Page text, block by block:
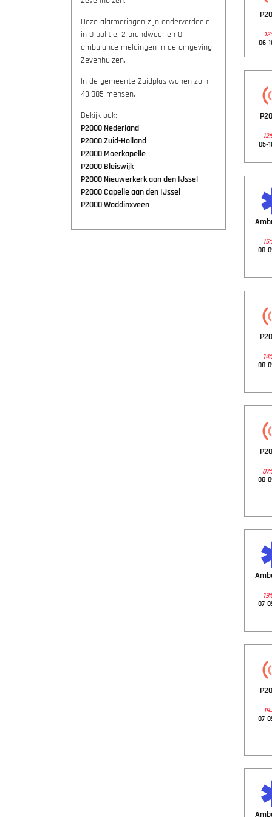
Deze alarmeringen zijn onderverdeeld
in 0 politie, 2 brandweer en 0
ambulance meldingen in de omgeving
Zevenhuizen.
In de gemeente Zuidplas wonen zo'n
43.885 mensen.
Bekijk ook:
P2000 Nederland
P2000 Zuid-Holland
P2000 Moerkapelle
P2000 Bleiswijk
P2000 Nieuwerkerk aan den IJssel
P2000 Capelle aan den IJssel
P2000 Waddinxveen
06-
05-
08-
08-
08-
07-
07-